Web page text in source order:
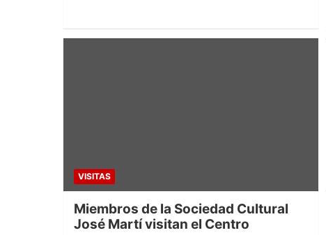
VISITAS
Miembros de la Sociedad Cultural
José Martí visitan el Centro